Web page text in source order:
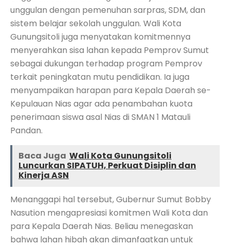
unggulan dengan pemenuhan sarpras, SDM, dan
sistem belajar sekolah unggulan. Wali Kota
Gunungsitoli juga menyatakan komitmennya
menyerahkan sisa lahan kepada Pemprov Sumut
sebagai dukungan terhadap program Pemprov
terkait peningkatan mutu pendidikan. Ia juga
menyampaikan harapan para Kepala Daerah se-
Kepulauan Nias agar ada penambahan kuota
penerimaan siswa asal Nias di SMAN 1 Matauli
Pandan.
Baca Juga Wali Kota Gunungsitoli
Luncurkan SIPATUH, Perkuat Disiplin dan
Kinerja ASN
Menanggapi hal tersebut, Gubernur Sumut Bobby
Nasution mengapresiasi komitmen Wali Kota dan
para Kepala Daerah Nias. Beliau menegaskan
bahwa lahan hibah akan dimanfaatkan untuk